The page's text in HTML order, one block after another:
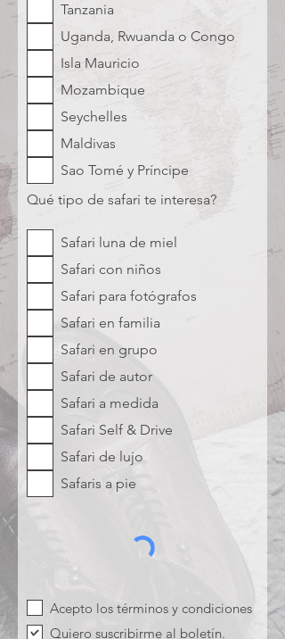
Tanzania
Uganda, Rwuanda o Congo
Isla Mauricio
Mozambique
Seychelles
Maldivas
Sao Tomé y Príncipe
Qué tipo de safari te interesa?
Safari luna de miel
Safari con niños
Safari para fotógrafos
Safari en familia
Safari en grupo
Safari de autor
Safari a medida
Safari Self & Drive
Safari de lujo
Safaris a pie
Acepto los términos y condiciones
Quiero suscribirme al boletín.